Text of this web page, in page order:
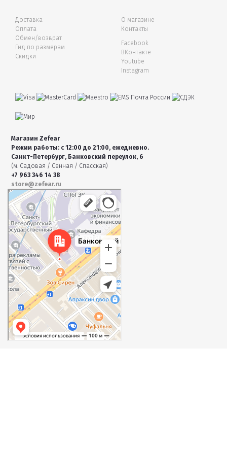
Доставка
Оплата
Обмен/возврат
Гид по размерам
Скидки
О магазине
Контакты
Facebook
ВКонтакте
Youtube
Instagram
Магазин Zefear
Режим работы: с 12:00 до 21:00, ежедневно.
Санкт-Петербург, Банковский переулок, 6
(м. Садовая / Сенная / Спасская)
+7 963 346 14 38
store@zefear.ru
Санкт‑Петербург
Банковский переулок, 6 — Яндекс Карты